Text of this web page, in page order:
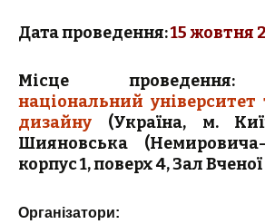
Дата проведення:15 жовтня
Місце
національний університет
дизайну (Україна, м.
Шияновська
корпус 1, поверх 4, Зал
Організатори: